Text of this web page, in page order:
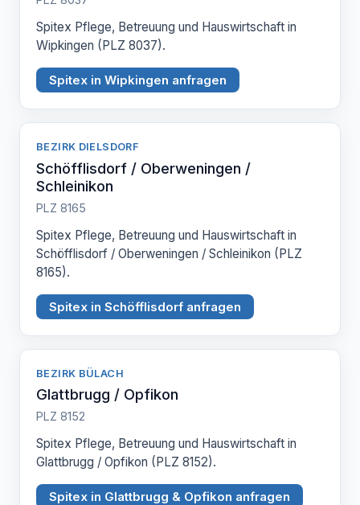
Spitex Pflege, Betreuung und Hauswirtschaft in
Wipkingen (PLZ 8037).
Spitex in Wipkingen anfragen
BEZIRK DIELSDORF
Schöfflisdorf / Oberweningen /
Schleinikon
PLZ 8165
Spitex Pflege, Betreuung und Hauswirtschaft in
Schöfflisdorf / Oberweningen / Schleinikon (PLZ
8165).
Spitex in Schöfflisdorf anfragen
BEZIRK BÜLACH
Glattbrugg / Opfikon
PLZ 8152
Spitex Pflege, Betreuung und Hauswirtschaft in
Glattbrugg / Opfikon (PLZ 8152).
Spitex in Glattbrugg & Opfikon anfragen